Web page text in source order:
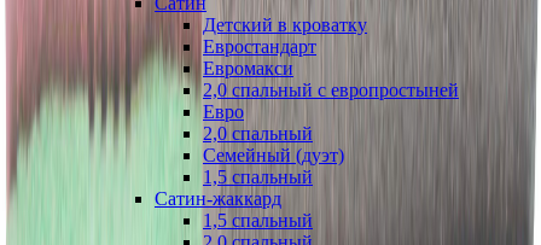
Детский в кроватку
Евростандарт
Евромакси
2,0 спальный с европростыней
Евро
2,0 спальный
Семейный (дуэт)
1,5 спальный
Сатин-жаккард
1,5 спальный